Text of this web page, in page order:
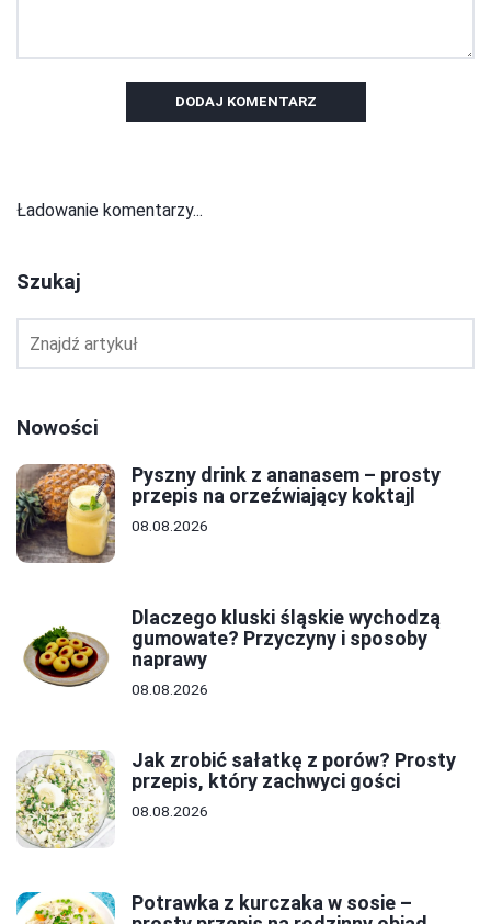
DODAJ KOMENTARZ
Ładowanie komentarzy...
Szukaj
Nowości
Pyszny drink z ananasem – prosty
przepis na orzeźwiający koktajl
08.08.2026
Dlaczego kluski śląskie wychodzą
gumowate? Przyczyny i sposoby
naprawy
08.08.2026
Jak zrobić sałatkę z porów? Prosty
przepis, który zachwyci gości
08.08.2026
Potrawka z kurczaka w sosie –